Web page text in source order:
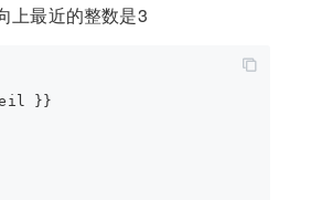
上最近的整数是3
}}